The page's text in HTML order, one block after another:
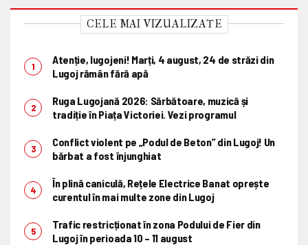
CELE MAI VIZUALIZATE
Atenție, lugojeni! Marți, 4 august, 24 de străzi din
Lugoj rămân fără apă
Ruga Lugojană 2026: Sărbătoare, muzică și
tradiție în Piața Victoriei. Vezi programul
Conflict violent pe „Podul de Beton” din Lugoj! Un
bărbat a fost înjunghiat
În plină caniculă, Rețele Electrice Banat oprește
curentul în mai multe zone din Lugoj
Trafic restricționat în zona Podului de Fier din
Lugoj în perioada 10 – 11 august